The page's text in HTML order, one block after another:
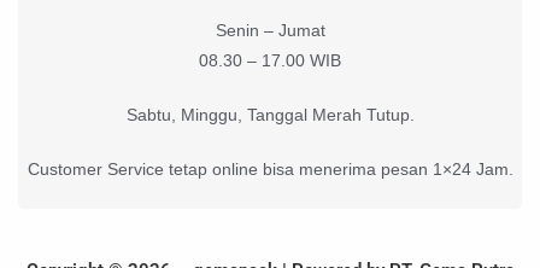
Senin – Jumat
08.30 – 17.00 WIB
Sabtu, Minggu, Tanggal Merah Tutup.
Customer Service tetap online bisa menerima pesan 1×24 Jam.